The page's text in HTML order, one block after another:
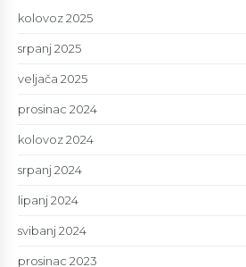
kolovoz 2025
srpanj 2025
veljača 2025
prosinac 2024
kolovoz 2024
srpanj 2024
lipanj 2024
svibanj 2024
prosinac 2023